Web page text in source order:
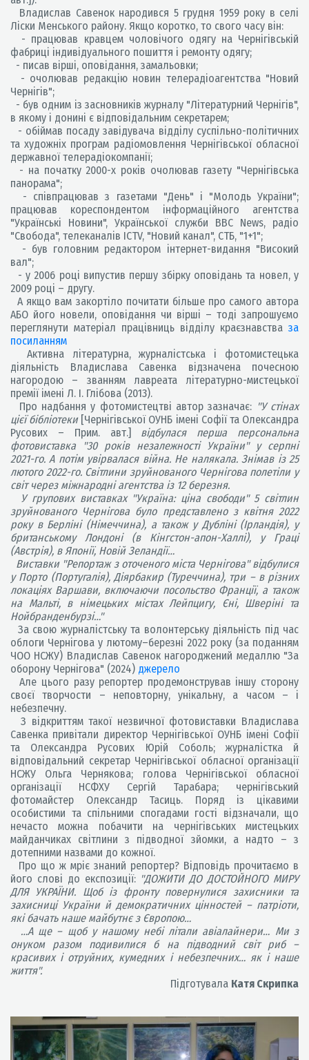
Владислав Савенок народився 5 грудня 1959 року в селі
Ліски Менського району. Якщо коротко, то свого часу він:
- працював кравцем чоловічого одягу на Чернігівській
фабриці індивідуального пошиття і ремонту одягу;
- писав вірші, оповідання, замальовки;
- очолював редакцію новин телерадіоагентства "Новий
Чернігів";
- був одним із засновників журналу "Літературний Чернігів",
в якому і донині є відповідальним секретарем;
- обіймав посаду завідувача відділу суспільно-політичних
та художніх програм радіомовлення Чернігівської обласної
державної телерадіокомпанії;
- на початку 2000-х років очолював газету "Чернігівська
панорама";
- співпрацював з газетами "День" і "Молодь України";
працював кореспондентом інформаційного агентства
"Українські Новини", Української служби BBC News, радіо
"Свобода", телеканалів ICTV, "Новий канал", СТБ, "1+1";
- був головним редактором інтернет-видання "Високий
вал";
- у 2006 році випустив першу збірку оповідань та новел, у
2009 році – другу.
А якщо вам закортіло почитати більше про самого автора
АБО його новели, оповідання чи вірші – тоді запрошуємо
переглянути матеріал працівниць відділу краєзнавства за
посиланням
Активна літературна, журналістська і фотомистецька
діяльність Владислава Савенка відзначена почесною
нагородою – званням лавреата літературно-мистецької
премії імені Л. І. Глібова (2013).
Про надбання у фотомистецтві автор зазначає: "У стінах
цієї бібліотеки[Чернігівської ОУНБ імені Софії та Олександра
Русових – Прим. авт.] відбулася перша персональна
фотовиставка "30 років незалежності України" у серпні
2021-го. А потім увірвалася війна. Не налякала. Знімав із 25
лютого 2022-го. Світлини зруйнованого Чернігова полетіли у
світ через міжнародні агентства із 12 березня.
У групових виставках "Україна: ціна свободи" 5 світлин
зруйнованого Чернігова було представлено з квітня 2022
року в Берліні (Німеччина), а також у Дубліні (Ірландія), у
британському Лондоні (в Кінгстон-апон-Халлі), у Граці
(Австрія), в Японії, Новій Зеландії…
Виставки "Репортаж з оточеного міста Чернігова" відбулися
у Порто (Португалія), Діярбакир (Туреччина), три – в різних
локаціях Варшави, включаючи посольство Франції, а також
на Мальті, в німецьких містах Лейпцигу, Єні, Шверіні та
Нойбранденбурзі…"
За свою журналістську та волонтерську діяльність під час
облоги Чернігова у лютому–березні 2022 року (за поданням
ЧОО НСЖУ) Владислав Савенок нагороджений медаллю "За
оборону Чернігова" (2024) джерело
Але цього разу репортер продемонстрував іншу сторону
своєї творчости – неповторну, унікальну, а часом – і
небезпечну.
З відкриттям такої незвичної фотовиставки Владислава
Савенка привітали директор Чернігівської ОУНБ імені Софії
та Олександра Русових Юрій Соболь; журналістка й
відповідальний секретар Чернігівської обласної організації
НСЖУ Ольга Чернякова; голова Чернігівської обласної
організації НСФХУ Сергій Тарабара; чернігівський
фотомайстер Олександр Тасиць. Поряд із цікавими
особистими та спільними спогадами гості відзначали, що
нечасто можна побачити на чернігівських мистецьких
майданчиках світлини з підводної зйомки, а надто – з
дотепними назвами до кожної.
Про що ж мріє знаний репортер? Відповідь прочитаємо в
його слові до експозиції: "ДОЖИТИ ДО ДОСТОЙНОГО МИРУ
ДЛЯ УКРАЇНИ. Щоб із фронту повернулися захисники та
захисниці України й демократичних цінностей – патріоти,
які бачать наше майбутнє з Європою…
…А ще – щоб у нашому небі літали авіалайнери… Ми з
онуком разом подивилися б на підводний світ риб –
красивих і отруйних, кумедних і небезпечних… як і наше
життя".
Підготувала Катя Скрипка